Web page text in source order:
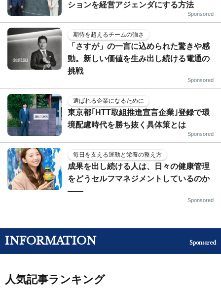
ションを経営アジェンダにする方法
Sponsored
期待を超えるチームの強さ
「さすが」の一言に込められた驚きや感
動。新しい価値を生み出し続ける電通の
挑戦
Sponsored
選ばれる企業になるために
東京都｢HTT取組推進宣言企業｣登録で環
境配慮時代を勝ち抜く具体策とは
Sponsored
毎日を支える運動と栄養の整え方
成果を出し続ける人は、日々の健康管理
をどうセルフマネジメントしているのか
——
Sponsored
INFORMATION Sponsored
人気記事ランキング